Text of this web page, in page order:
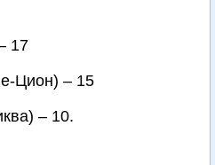
17
Цион) – 15
– 10.